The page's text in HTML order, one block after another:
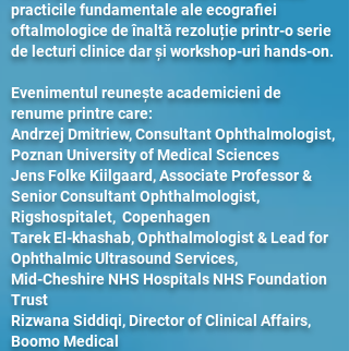
practicile fundamentale ale ecografiei
oftalmologice de înaltă rezoluție printr-o serie
de lecturi clinice dar și workshop-uri hands-on.
Evenimentul reunește academicieni de
renume printre care:
Andrzej Dmitriew, Consultant Ophthalmologist,
Poznan University of Medical Sciences
Jens Folke Kiilgaard, Associate Professor &
Senior Consultant Ophthalmologist,
Rigshospitalet, Copenhagen
Tarek El-khashab, Ophthalmologist & Lead for
Ophthalmic Ultrasound Services,
Mid-Cheshire NHS Hospitals NHS Foundation
Trust
Rizwana Siddiqi, Director of Clinical Affairs,
Boomo Medical